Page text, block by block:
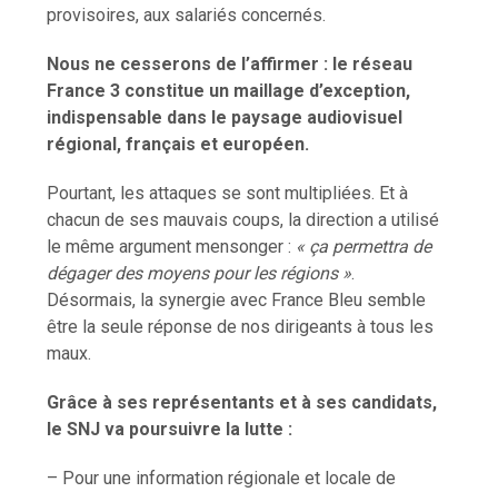
provisoires, aux salariés concernés.
Nous ne cesserons de l’affirmer : le réseau
France 3 constitue un maillage d’exception,
indispensable dans le paysage audiovisuel
régional, français et européen.
Pourtant, les attaques se sont multipliées. Et à
chacun de ses mauvais coups, la direction a utilisé
le même argument mensonger : « ça permettra de
dégager des moyens pour les régions ».
Désormais, la synergie avec France Bleu semble
être la seule réponse de nos dirigeants à tous les
maux.
Grâce à ses représentants et à ses candidats,
le SNJ va poursuivre la lutte :
– Pour une information régionale et locale de